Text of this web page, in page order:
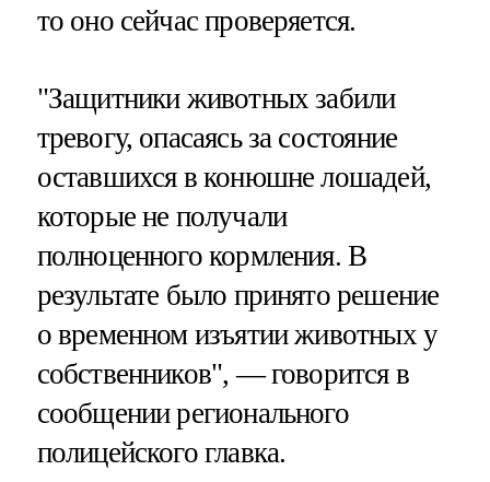
то оно сейчас проверяется.
"Защитники животных забили
тревогу, опасаясь за состояние
оставшихся в конюшне лошадей,
которые не получали
полноценного кормления. В
результате было принято решение
о временном изъятии животных у
собственников", — говорится в
сообщении регионального
полицейского главка.